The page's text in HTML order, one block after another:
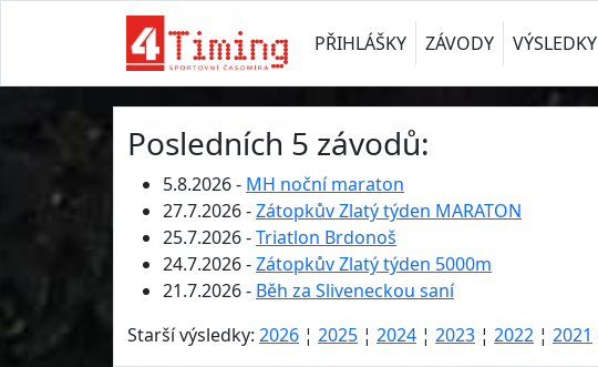
PŘIHLÁŠKY ZÁVODY VÝSLEDKY
Posledních 5 závodů:
5.8.2026 - MH noční maraton
27.7.2026 -Zátopkův Zlatý týden MARATON
25.7.2026 -Triatlon Brdonoš
24.7.2026 -Zátopkův Zlatý týden 5000m
21.7.2026 - Běh za Sliveneckou saní
Starší výsledky: 2026 ¦ 2025 ¦ 2024 ¦ 2023 ¦ 2022 ¦ 2021